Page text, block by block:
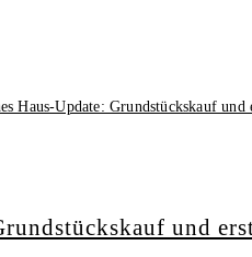
und